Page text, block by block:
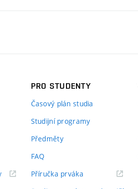
(externí
PRO STUDENTY
Časový plán studia
Studijní programy
Předměty
FAQ
Příručka prváka(externí